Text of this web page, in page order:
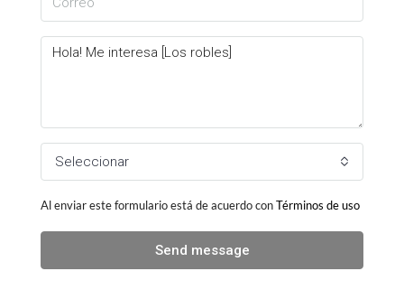
Seleccionar
Al enviar este formulario está de acuerdo conTérminos de uso
Send message